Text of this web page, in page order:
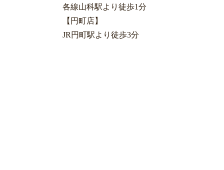
各線山科駅より徒歩1分
【円町店】
JR円町駅より徒歩3分